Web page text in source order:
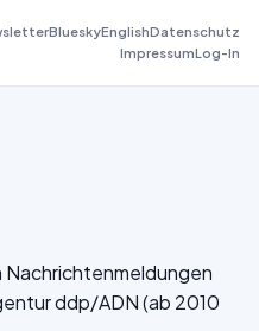
BlueskyEnglishDatenschutz
ImpressumLog-In
Nachrichtenmeldungen
ddp/ADN (ab 2010